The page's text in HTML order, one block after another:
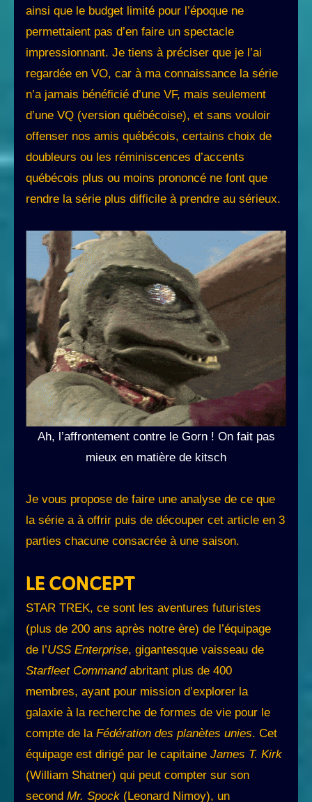
ainsi que le budget limité pour l’époque ne
permettaient pas d’en faire un spectacle
impressionnant. Je tiens à préciser que je l’ai
regardée en VO, car à ma connaissance la série
n’a jamais bénéficié d’une VF, mais seulement
d’une VQ (version québécoise), et sans vouloir
offenser nos amis québécois, certains choix de
doubleurs ou les réminiscences d’accents
québécois plus ou moins prononcé ne font que
rendre la série plus difficile à prendre au sérieux.
Ah, l’affrontement contre le Gorn ! On fait pas
mieux en matière de kitsch
Je vous propose de faire une analyse de ce que
la série a à offrir puis de découper cet article en 3
parties chacune consacrée à une saison.
LE CONCEPT
STAR TREK, ce sont les aventures futuristes
(plus de 200 ans après notre ère) de l’équipage
de l’USS Enterprise, gigantesque vaisseau de
Starfleet Commandabritant plus de 400
membres, ayant pour mission d’explorer la
galaxie à la recherche de formes de vie pour le
compte de la Fédération des planètes unies. Cet
équipage est dirigé par le capitaine James T. Kirk
(William Shatner) qui peut compter sur son
second Mr. Spock (Leonard Nimoy), un